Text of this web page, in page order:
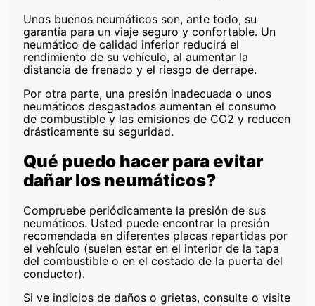
Unos buenos neumáticos son, ante todo, su
garantía para un viaje seguro y confortable. Un
neumático de calidad inferior reducirá el
rendimiento de su vehículo, al aumentar la
distancia de frenado y el riesgo de derrape.
Por otra parte, una presión inadecuada o unos
neumáticos desgastados aumentan el consumo
de combustible y las emisiones de CO2 y reducen
drásticamente su seguridad.
Qué puedo hacer para evitar
dañar los neumáticos?
Compruebe periódicamente la presión de sus
neumáticos. Usted puede encontrar la presión
recomendada en diferentes placas repartidas por
el vehículo (suelen estar en el interior de la tapa
del combustible o en el costado de la puerta del
conductor).
Si ve indicios de daños o grietas, consulte o visite